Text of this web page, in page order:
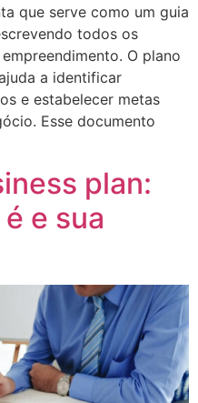
que serve como um guia
todos os
O plano
a identificar
e estabelecer metas
Esse documento
plan:
e sua